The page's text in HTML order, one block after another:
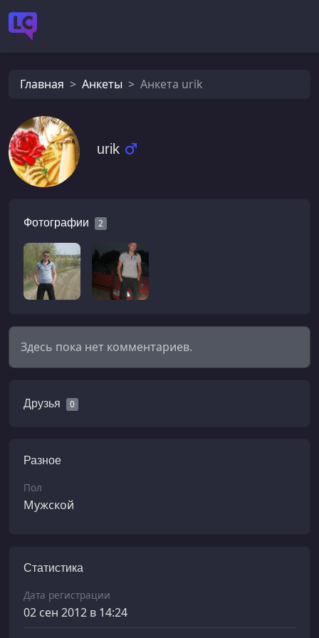
Главная Анкеты Анкета urik
urik
Фотографии 2
Здесь пока нет комментариев.
Друзья 0
Разное
Пол
Мужской
Статистика
Дата регистрации
02 сен 2012 в 14:24